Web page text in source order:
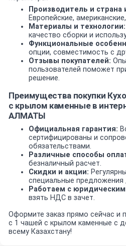
Производитель и страна
Европейские,
Материалы и технологии:
качество сборки и
Функциональные
опции, совместимость с
Отзывы покупателей:
пользователей поможет
решение.
Преимущества покупки
c крылом каменные в
АЛМАТЫ
Официальная гарантия:
сертифицированы и
обязательствами.
Различные способы
безналичный расчет.
Скидки и акции:
специальные предложения
Работаем с
взять НДС в зачет.
Оформите заказ прямо сейчас и
с 1 чашей c крылом каменные с
всему Казахстану!